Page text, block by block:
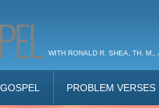
WITH RONALD R. SHEA, TH. M.,
PROBLEM VERSES